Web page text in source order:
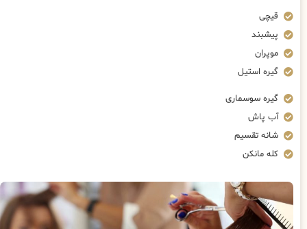
قیچی
پیشبند
موپران
گیره استیل
گیره سوسماری
آب پاش
شانه تقسیم
کله مانکن